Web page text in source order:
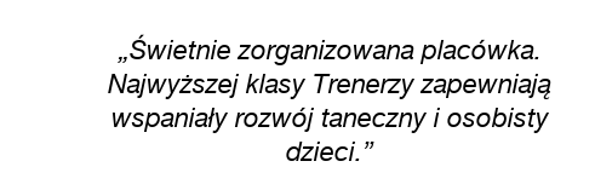
„Świetnie zorganizowana placówka.
Najwyższej klasy Trenerzy zapewniają
wspaniały rozwój taneczny i osobisty
dzieci.”